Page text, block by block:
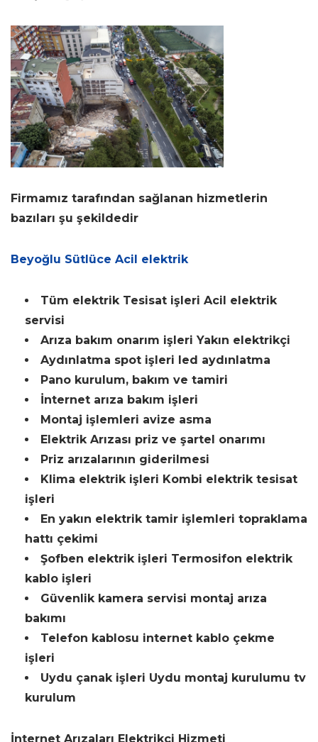
Firmamız tarafından sağlanan hizmetlerin
bazıları şu şekildedir
Beyoğlu Sütlüce Acil elektrik
Tüm elektrik Tesisat işleri Acil elektrik
servisi
Arıza bakım onarım işleri Yakın elektrikçi
Aydınlatma spot işleri led aydınlatma
Pano kurulum, bakım ve tamiri
İnternet arıza bakım işleri
Montaj işlemleri avize asma
Elektrik Arızası priz ve şartel onarımı
Priz arızalarının giderilmesi
Klima elektrik işleri Kombi elektrik tesisat
işleri
En yakın elektrik tamir işlemleri topraklama
hattı çekimi
Şofben elektrik işleri Termosifon elektrik
kablo işleri
Güvenlik kamera servisi montaj arıza
bakımı
Telefon kablosu internet kablo çekme
işleri
Uydu çanak işleri Uydu montaj kurulumu tv
kurulum
İnternet Arızaları Elektrikçi Hizmeti